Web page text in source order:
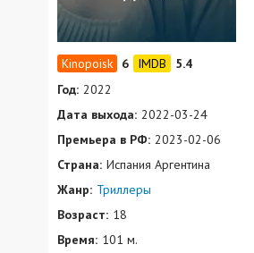
6
5.4
Год: 2022
Дата выхода: 2022-03-24
Премьера в РФ: 2023-02-06
Страна: Испания Аргентина
Жанр: Триллеры
Возраст: 18
Время: 101 м.